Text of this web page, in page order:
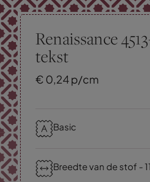
Renaissance
tekst
€ 0,24p/cm
Basic
Breedte van de stof -